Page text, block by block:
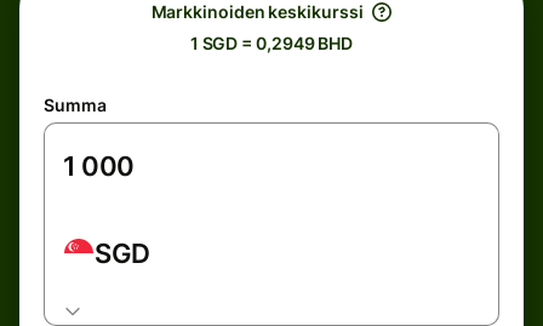
Markkinoiden keskikurssi
1 SGD = 0,2949 BHD
Summa
SGD